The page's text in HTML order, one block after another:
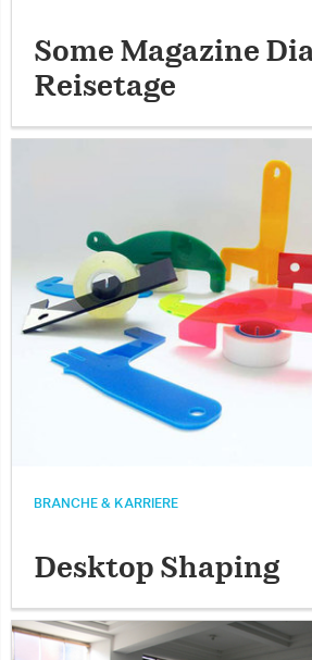
Some Magazine
Reisetage
BRANCHE & KARRIERE
Desktop Shaping